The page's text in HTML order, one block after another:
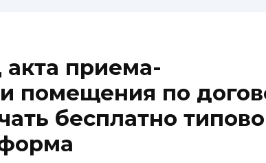
приема-
помещения по
бесплатно